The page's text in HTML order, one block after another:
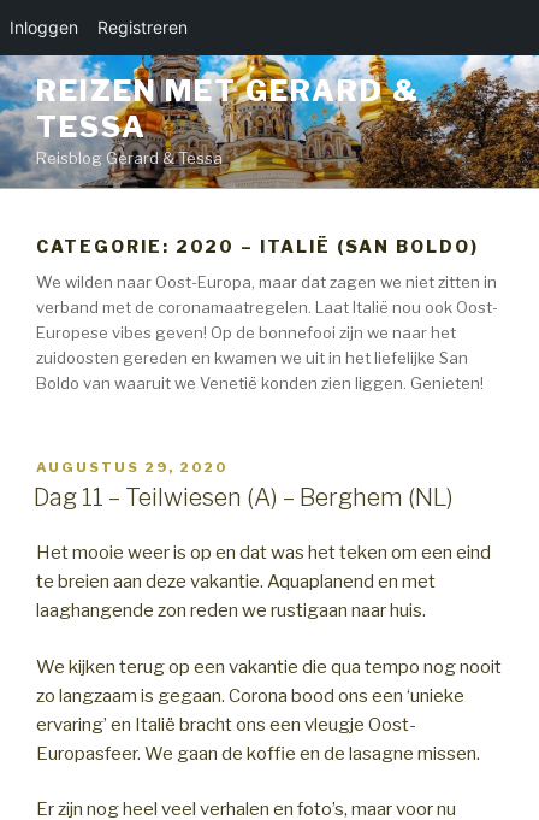
Inloggen Registreren
Naar
de
inhoud
springen
REIZEN MET GERARD &
TESSA
Reisblog Gerard & Tessa
CATEGORIE: 2020 – ITALIË (SAN BOLDO)
We wilden naar Oost-Europa, maar dat zagen we niet zitten in
verband met de coronamaatregelen. Laat Italië nou ook Oost-
Europese vibes geven! Op de bonnefooi zijn we naar het
zuidoosten gereden en kwamen we uit in het liefelijke San
Boldo van waaruit we Venetië konden zien liggen. Genieten!
GEPLAATST
OP
AUGUSTUS 29, 2020
Dag 11 – Teilwiesen (A) – Berghem (NL)
Het mooie weer is op en dat was het teken om een eind
te breien aan deze vakantie. Aquaplanend en met
laaghangende zon reden we rustigaan naar huis.
We kijken terug op een vakantie die qua tempo nog nooit
zo langzaam is gegaan. Corona bood ons een ‘unieke
ervaring’ en Italië bracht ons een vleugje Oost-
Europasfeer. We gaan de koffie en de lasagne missen.
Er zijn nog heel veel verhalen en foto’s, maar voor nu